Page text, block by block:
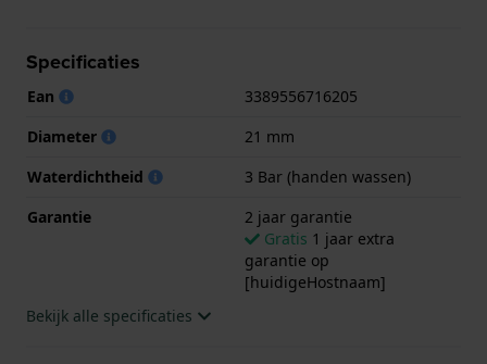
in 1948 door de Franse regering aan Sir Winston
Churchill werd aangeboden als dank voor de
diensten die Groot-Brittannië tijdens de Tweede
Wereldoorlog aan Frankrijk had verleend. Het
verschillende uurwerken, zowel quartz als
automatisch en in verschillende maten voor mannen
Dit LIP horloge heeft een kast gemaakt van Staal
zilver met een diameter van 21 mm en is voorzien
Specificaties
Ean
3389556716205
Diameter
21 mm
Waterdichtheid
3 Bar (handen wassen)
Garantie
2 jaar garantie
Gratis 1 jaar extra
garantie op
[huidigeHostnaam]
Bekijk alle specificaties